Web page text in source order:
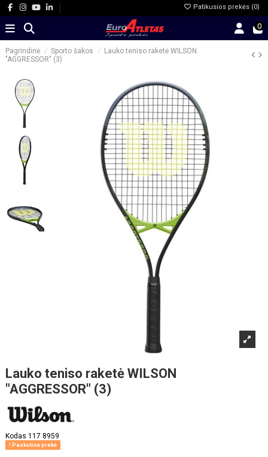
Patikusios prekės (0)
0
Pagrindinė Sporto šakos
Lauko teniso raketė WILSON
"AGGRESSOR" (3)
Lauko teniso raketė WILSON
"AGGRESSOR" (3)
Kodas 117 8959
Paskutinė prekė